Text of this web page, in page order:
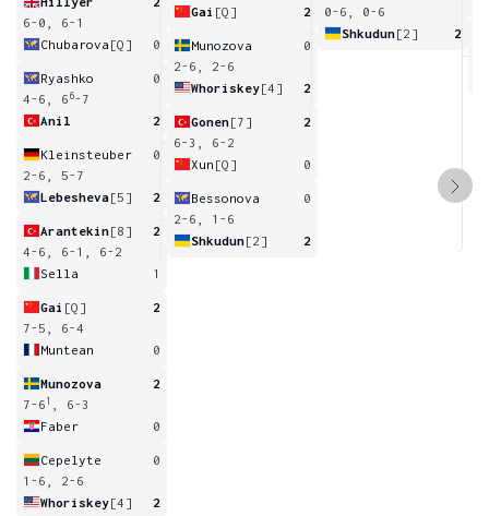
6-0, 6-1
Chubarova [Q] 0
Ryashko
0
4-6, 6 6-7
Anil
2
Kleinsteuber
0
2-6, 5-7
Lebesheva[5] 2
Arantekin[8]
2
4-6, 6-1, 6-2
Sella
1
Gai [Q]
2
7-5, 6-4
Muntean
0
Munozova
2
7-6 1
, 6-3
Faber
0
Cepelyte
0
1-6, 2-6
Whoriskey[4] 2
Gai [Q] 2
Munozova
0
2-6, 2-6
Whoriskey[4] 2
Gonen[7]
2
6-3, 6-2
Xun [Q] 0
Bessonova
0
2-6, 1-6
Shkudun[2] 2
0-6, 0-6
Shkudun[2] 2